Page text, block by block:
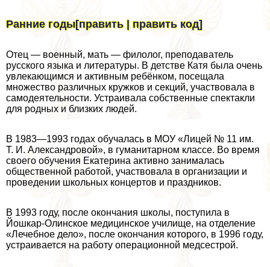
Ранние годы[править | править код]
Отец — военный, мать — филолог, преподаватель
русского языка и литературы. В детстве Катя была очень
увлекающимся и активным ребёнком, посещала
множество различных кружков и секций, участвовала в
самодеятельности. Устраивала собственные спектакли
для родных и близких людей.
В 1983—1993 годах обучалась в МОУ «Лицей № 11 им.
Т. И. Александровой», в гуманитарном классе. Во время
своего обучения Екатерина активно занималась
общественной работой, участвовала в организации и
проведении школьных концертов и праздников.
В 1993 году, после окончания школы, поступила в
Йошкар-Олинское медицинское училище, на отделение
«Лечебное дело», после окончания которого, в 1996 году,
устраивается на работу операционной медсестрой.